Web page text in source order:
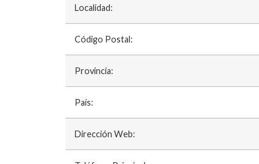
Localidad:
Código Postal:
Provincia:
País:
Dirección Web: